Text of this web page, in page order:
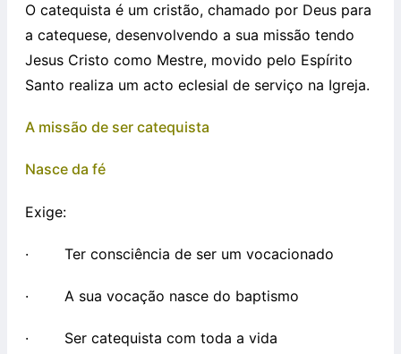
O catequista é um cristão, chamado por Deus para
a catequese, desenvolvendo a sua missão tendo
Jesus Cristo como Mestre, movido pelo Espírito
Santo realiza um acto eclesial de serviço na Igreja.
A missão de ser catequista
Nasce da fé
Exige:
· Ter consciência de ser um vocacionado
· A sua vocação nasce do baptismo
· Ser catequista com toda a vida